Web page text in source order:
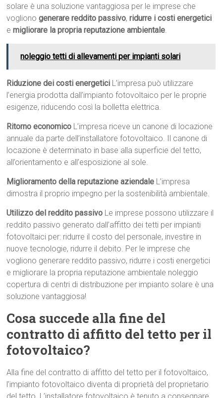
solare è una soluzione vantaggiosa per le imprese che
voglionogenerare reddito passivo,ridurre i costi energetici
emigliorare la propria reputazione ambientale.
noleggio tetti di allevamenti per impianti solari
Riduzione dei costi energetici L’impresa può utilizzare
l’energia prodotta dall’impianto fotovoltaico per le proprie
esigenze, riducendo così la bolletta elettrica.
Ritorno economico L’impresa riceve un canone di locazione
annuale da parte dell’installatore fotovoltaico. Il canone di
locazione è determinato in base alla superficie del tetto,
all’orientamento e all’esposizione al sole.
Miglioramento della reputazione aziendale L’impresa
dimostra il proprio impegno per la sostenibilità ambientale.
Utilizzo del reddito passivo Le imprese possono utilizzare il
reddito passivo generato dall’affitto dei tetti per impianti
fotovoltaici per: ridurre il costo del personale, investire in
nuove tecnologie, ridurre il debito. Per le imprese che
vogliono generare reddito passivo, ridurre i costi energetici
e migliorare la propria reputazione ambientale noleggio
copertura di centri di distribuzione per impianto solare è una
soluzione vantaggiosa!
Cosa succede alla fine del
contratto di affitto del tetto per il
fotovoltaico?
Alla fine del contratto di affitto del tetto per il fotovoltaico,
l’impianto fotovoltaico diventa di proprietà del proprietario